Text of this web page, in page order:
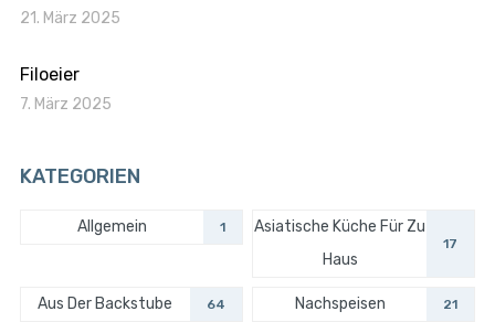
21. März 2025
Filoeier
7. März 2025
KATEGORIEN
Allgemein 1
Asiatische Küche Für Zu
Haus
17
Aus Der Backstube 64 Nachspeisen 21